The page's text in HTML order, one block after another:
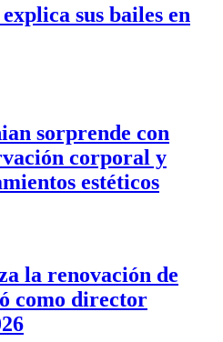
sus bailes en
sorprende con
corporal y
estéticos
la renovación de
como director